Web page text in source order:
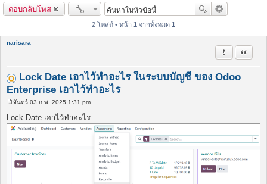
ตอบกลับโพส
2 โพสต์ • หน้า 1 จากทั้งหมด 1
narisara
Lock Date เอาไว้ทำอะไร ในระบบบัญชี ของ Odoo
Enterprise เอาไว้ทำอะไร
รายงานในข้
อ้างคำ
ส
ต์
จันทร์ 03 ก.พ. 2025 1:31 pm
Lock Date เอาไว้ทำอะไร